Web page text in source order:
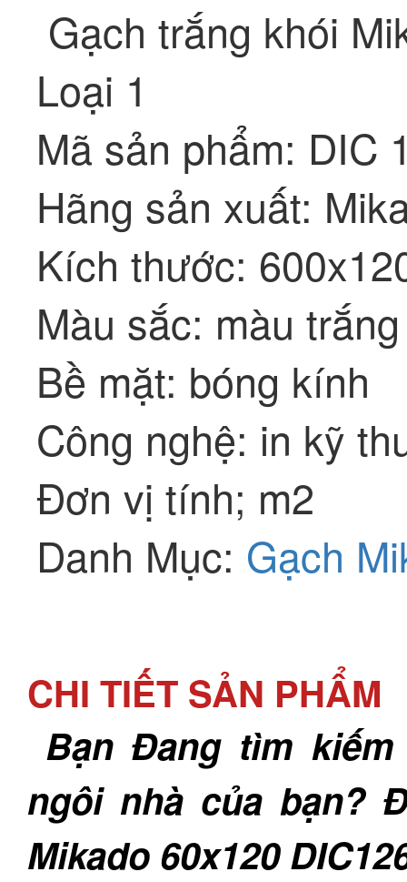
Gạch trắng khói
Loại 1
Mã sản phẩm: DIC
Hãng sản xuất:
Kích thước:
Màu sắc: màu
Bề mặt: bóng kính
Công nghệ: in kỹ
Đơn vị tính; m2
Danh Mục: Gạch
CHI TIẾT SẢN PHẨM
Bạn Đang tìm
ngôi nhà của bạn?
Mikado 60x120